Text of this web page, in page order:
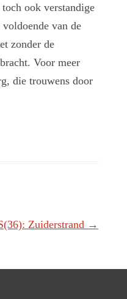
ook verstandige
van de
zonder de
Voor meer
die trouwens door
Zuiderstrand →